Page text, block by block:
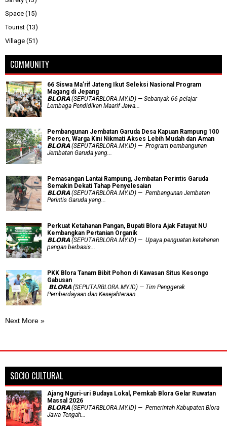
Space (15)
Tourist (13)
Village (51)
COMMUNITY
66 Siswa Ma’rif Jateng Ikut Seleksi Nasional Program
Magang di Jepang
𝗕𝗟𝗢𝗥𝗔 (SEPUTARBLORA.MY.ID) — Sebanyak 66 pelajar
Lembaga Pendidikan Maarif Jawa...
Pembangunan Jembatan Garuda Desa Kapuan Rampung 100
Persen, Warga Kini Nikmati Akses Lebih Mudah dan Aman
𝗕𝗟𝗢𝗥𝗔 (SEPUTARBLORA.MY.ID) — Program pembangunan
Jembatan Garuda yang...
Pemasangan Lantai Rampung, Jembatan Perintis Garuda
Semakin Dekati Tahap Penyelesaian
𝗕𝗟𝗢𝗥𝗔 (SEPUTARBLORA.MY.ID) — Pembangunan Jembatan
Perintis Garuda yang...
​Perkuat Ketahanan Pangan, Bupati Blora Ajak Fatayat NU
Kembangkan Pertanian Organik
𝗕𝗟𝗢𝗥𝗔 (SEPUTARBLORA.MY.ID) — Upaya penguatan ketahanan
pangan berbasis...
PKK Blora Tanam Bibit Pohon di Kawasan Situs Kesongo
Gabusan
‎ 𝗕𝗟𝗢𝗥𝗔 (SEPUTARBLORA.MY.ID) — Tim Penggerak
Pemberdayaan dan Kesejahteraan...
Next More »
SOCIO CULTURAL
Ajang Nguri-uri Budaya Lokal, Pemkab Blora Gelar Ruwatan
Massal 2026
𝗕𝗟𝗢𝗥𝗔 (SEPUTARBLORA.MY.ID) — Pemerintah Kabupaten Blora
Jawa Tengah...